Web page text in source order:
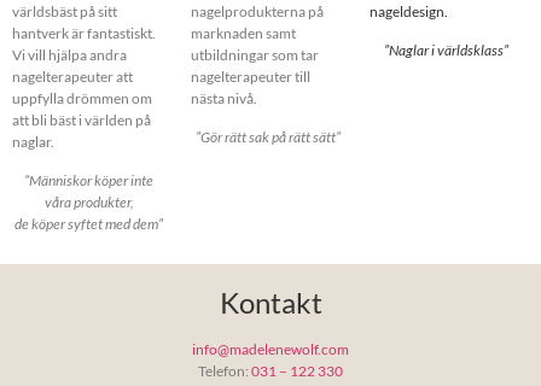
världsbäst på sitt
hantverk är fantastiskt.
Vi vill hjälpa andra
nagelterapeuter att
uppfylla drömmen om
att bli bäst i världen på
naglar.
”Människor köper inte
våra produkter,
de köper syftet med dem”
nagelprodukterna på
marknaden samt
utbildningar som tar
nagelterapeuter till
nästa nivå.
”Gör rätt sak på rätt sätt”
nageldesign.
”Naglar i världsklass”
Kontakt
info@madelenewolf.com
Telefon: 031 – 122 330